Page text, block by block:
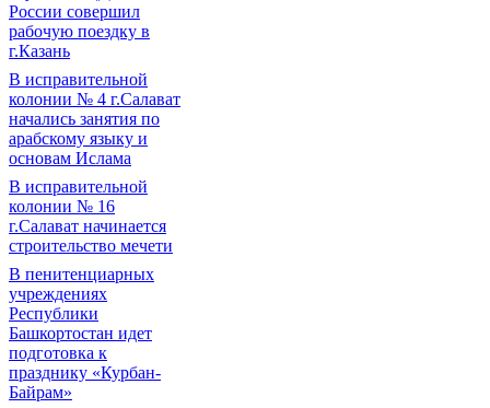
России совершил
рабочую поездку в
г.Казань
В исправительной
колонии № 4 г.Салават
начались занятия по
арабскому языку и
основам Ислама
В исправительной
колонии № 16
г.Салават начинается
строительство мечети
В пенитенциарных
учреждениях
Республики
Башкортостан идет
подготовка к
празднику «Курбан-
Байрам»